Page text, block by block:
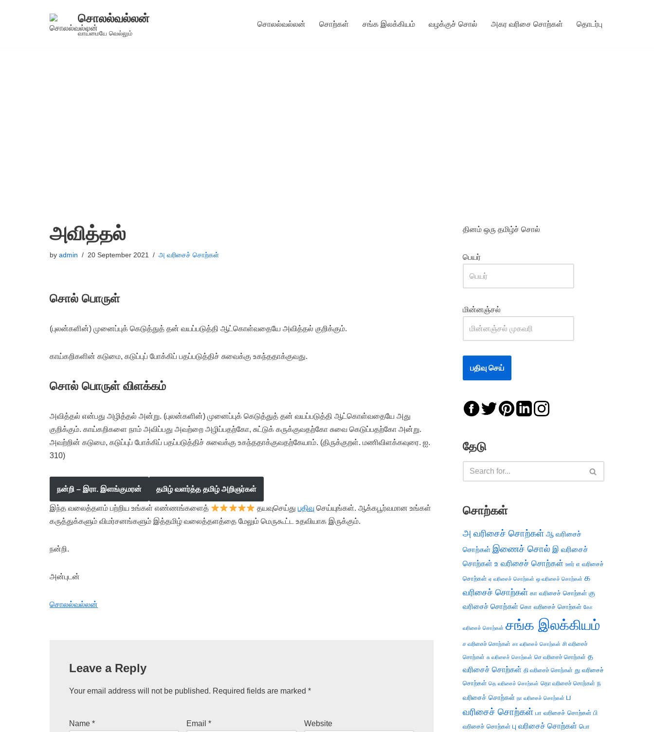
சொலல்வல்லன்
வாய்மையே வெல்லும்
சொலல்வல்லன் சொற்கள் சங்க இலக்கியம் வழக்குச் சொல் அகர வரிசை சொற்கள் தொடர்பு
அவித்தல்
by admin 20 September 2021 அ வரிசைச் சொற்கள்
சொல் பொருள்
(புலன்களின்) முனைப்புக் கெடுத்துத் தன் வயப்படுத்தி ஆட்கொள்வதையே அவித்தல் குறிக்கும்.
காய்கறிகளின் கடுமை, கடுப்புப் போக்கிப் பதப்படுத்திச் சுவைக்கு உகந்ததாக்குவது.
சொல் பொருள் விளக்கம்
அவித்தல் என்பது அழித்தல் அன்று. (புலன்களின்) முனைப்புக் கெடுத்துத் தன் வயப்படுத்தி ஆட்கொள்வதையே அது
குறிக்கும். காய்கறிகளை நாம் அவிப்பது அவற்றை அழிப்பதற்கோ, சுட்டுக் கருக்குவதற்கோ சுவை கெடுப்பதற்கோ அன்று.
அவற்றின் கடுமை, கடுப்புப் போக்கிப் பதப்படுத்திச் சுவைக்கு உகந்ததாக்குவதற்கேயாம். (திருக்குறள். மணிவிளக்கவுரை. ஐ.
310)
நன்றி – இரா. இளங்குமரன் தமிழ் வளர்த்த தமிழ் அறிஞர்கள்
இந்த வலைத்தளம் பற்றிய உங்கள் எண்ணங்களைத் தயவுசெய்துபதிவு செய்யுங்கள். ஆக்கபூர்வமான உங்கள்
கருத்துக்களும் விமர்சனங்களும் இத்தமிழ் வலைத்தளத்தை மேலும் மெருகூட்ட உதவியாக இருக்கும்.
நன்றி.
அன்புடன்
சொலல்வல்லன்
Leave a Reply
Your email address will not be published. Required fields are marked *
Name * Email* Website
தினம் ஒரு தமிழ்ச் சொல்
பெயர்
மின்னஞ்சல்
தேடு
சொற்கள்
அ வரிசைச் சொற்கள் ஆ வரிசைச்
சொற்கள் இணைச் சொல் இ வரிசைச்
சொற்கள் உ வரிசைச் சொற்கள் ஊர் எ வரிசைச்
சொற்கள் ஏ வரிசைச் சொற்கள் ஒ வரிசைச் சொற்கள் க
வரிசைச் சொற்கள் கா வரிசைச் சொற்கள் கு
வரிசைச் சொற்கள் கொ வரிசைச் சொற்கள் கோ
வரிசைச் சொற்கள் சங்க இலக்கியம்
ச வரிசைச் சொற்கள் சா வரிசைச் சொற்கள் சி வரிசைச்
சொற்கள் சு வரிசைச் சொற்கள் செ வரிசைச் சொற்கள் த
வரிசைச் சொற்கள் தி வரிசைச் சொற்கள் து வரிசைச்
சொற்கள் தெ வரிசைச் சொற்கள் தொ வரிசைச் சொற்கள் ந
வரிசைச் சொற்கள் நா வரிசைச் சொற்கள் ப
வரிசைச் சொற்கள் பா வரிசைச் சொற்கள் பி
வரிசைச் சொற்கள் பு வரிசைச் சொற்கள் பொ